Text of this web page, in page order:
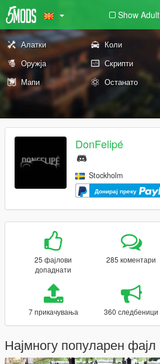
Show Adult
Алатки Коли
Оружја
Скрипти
Мапи
Останато
DonFelipé
Stockholm
Донирај преку
25 фајлови
допаднати
285 коментари
7 прикачувања 360 следбеници
Најмногу популарен фајл